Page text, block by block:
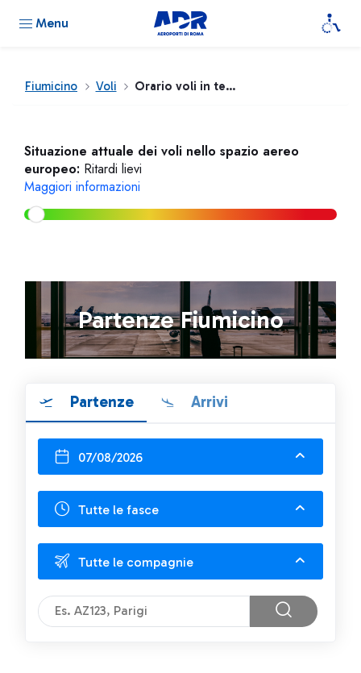
Menu
Fiumicino Voli Orario voli in tempo reale
Situazione attuale dei voli nello spazio aereo
europeo: Ritardi lievi
Maggiori informazioni
Partenze Fiumicino
Partenze Arrivi
07/08/2026
Tutte le fasce
Tutte le compagnie